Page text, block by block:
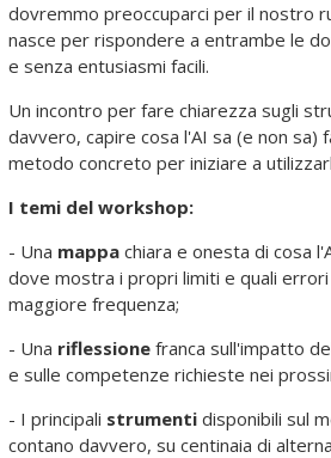
dovremmo preoccuparci per il nostro
nasce per rispondere a entrambe le
e senza entusiasmi facili.
Un incontro per fare chiarezza sugli
davvero, capire cosa l'AI sa (e non sa)
metodo concreto per iniziare a
I temi del workshop:
- Una mappa chiara e onesta di cosa
dove mostra i propri limiti e quali
maggiore frequenza;
- Una riflessione franca sull'impatto
e sulle competenze richieste nei
- I principali strumenti disponibili sul
contano davvero, su centinaia di